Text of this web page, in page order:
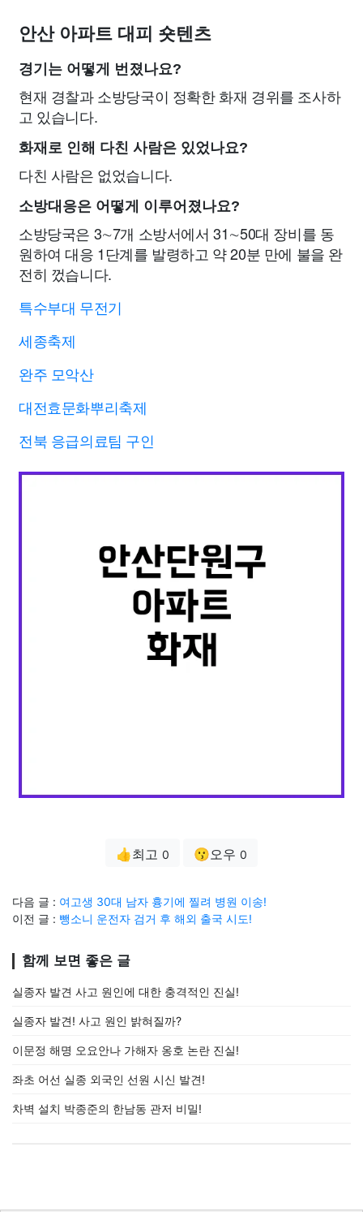
안산 아파트 대피 숏텐츠
경기는 어떻게 번졌나요?
현재 경찰과 소방당국이 정확한 화재 경위를 조사하
고 있습니다.
화재로 인해 다친 사람은 있었나요?
다친 사람은 없었습니다.
소방대응은 어떻게 이루어졌나요?
소방당국은 3∼7개 소방서에서 31∼50대 장비를 동
원하여 대응 1단계를 발령하고 약 20분 만에 불을 완
전히 껐습니다.
특수부대 무전기
세종축제
완주 모악산
대전효문화뿌리축제
전북 응급의료팀 구인
👍최고 0 😗오우 0
다음 글 : 여고생 30대 남자 흉기에 찔려 병원 이송!
이전 글 : 뺑소니 운전자 검거 후 해외 출국 시도!
함께 보면 좋은 글
실종자 발견 사고 원인에 대한 충격적인 진실!
실종자 발견! 사고 원인 밝혀질까?
이문정 해명 오요안나 가해자 옹호 논란 진실!
좌초 어선 실종 외국인 선원 시신 발견!
차벽 설치 박종준의 한남동 관저 비밀!